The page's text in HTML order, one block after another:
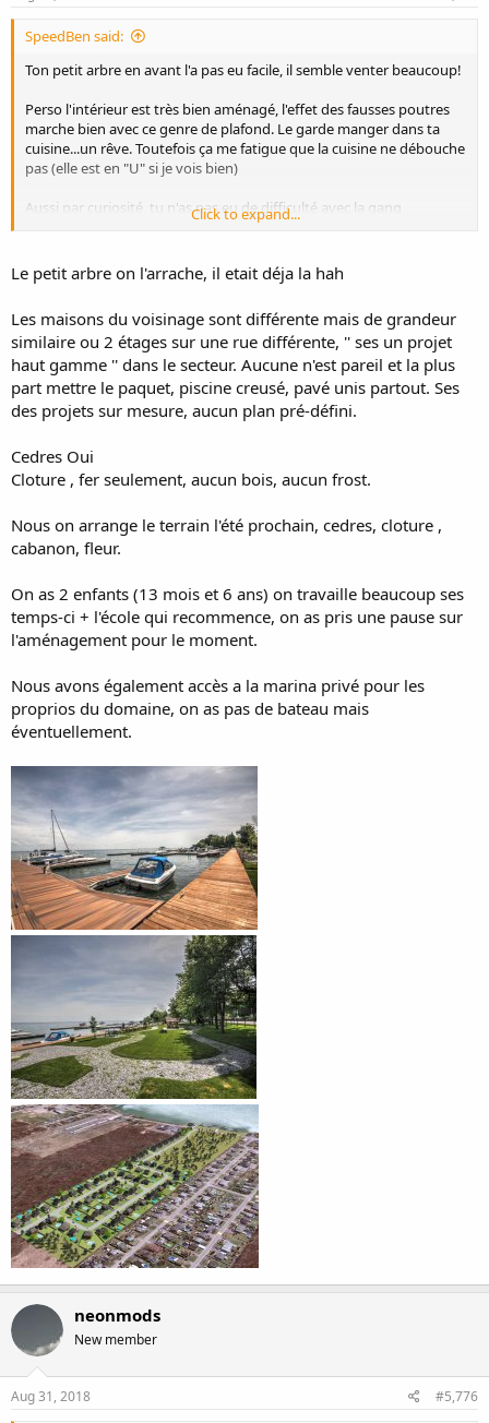
SpeedBen said:
Ton petit arbre en avant l'a pas eu facile, il semble venter beaucoup!
Perso l'intérieur est très bien aménagé, l'effet des fausses poutres
marche bien avec ce genre de plafond. Le garde manger dans ta
cuisine...un rêve. Toutefois ça me fatigue que la cuisine ne débouche
pas (elle est en "U" si je vois bien)
Aussi par curiosité, tu n'as pas eu de difficulté avec la gang
d'urbanisme pour tes pignons? Hâte de voir les voisins qui vont se
Finalement le setup arrière à du potentiel...pense-tu mettre des
cèdres, clôtures, etc?
Belle maison!
Click to expand...
Le petit arbre on l'arrache, il etait déja la hah
Les maisons du voisinage sont différente mais de grandeur
similaire ou 2 étages sur une rue différente, '' ses un projet
haut gamme '' dans le secteur. Aucune n'est pareil et la plus
part mettre le paquet, piscine creusé, pavé unis partout. Ses
des projets sur mesure, aucun plan pré-défini.
Cedres Oui
Cloture , fer seulement, aucun bois, aucun frost.
Nous on arrange le terrain l'été prochain, cedres, cloture ,
cabanon, fleur.
On as 2 enfants (13 mois et 6 ans) on travaille beaucoup ses
temps-ci + l'école qui recommence, on as pris une pause sur
l'aménagement pour le moment.
Nous avons également accès a la marina privé pour les
proprios du domaine, on as pas de bateau mais
éventuellement.
neonmods
New member
Aug 31, 2018 #5,776